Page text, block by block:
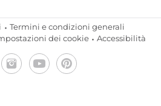
Termini e condizioni generali
dei cookie Accessibilità